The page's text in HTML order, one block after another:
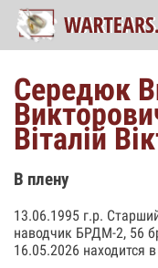
Середюк
Віталій
В плену
13.06.1995 г.р.
наводчик БРДМ-2, 56
16.05.2026 находится